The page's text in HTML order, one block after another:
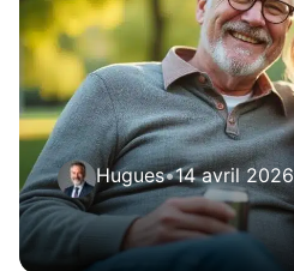
Hugues•14 avril 2026